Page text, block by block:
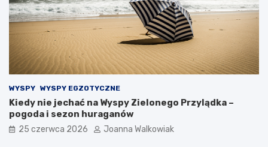
WYSPY WYSPY EGZOTYCZNE
Kiedy nie jechać na Wyspy Zielonego Przylądka –
pogoda i sezon huraganów
25 czerwca 2026 Joanna Walkowiak